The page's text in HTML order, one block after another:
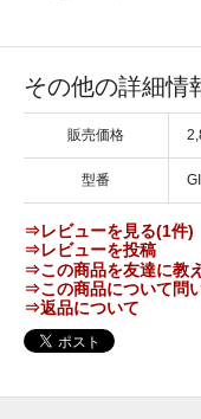
その他の詳細情
販売価格
型番
⇒レビューを見る(1件)
⇒レビューを投稿
⇒この商品を友達に教
⇒この商品について問
⇒返品について